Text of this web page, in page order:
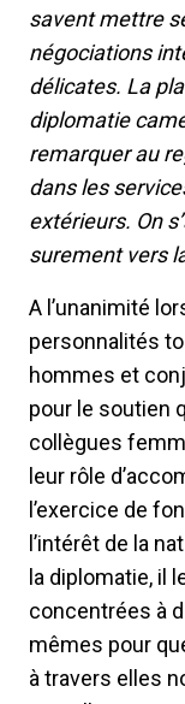
savent mettre
négociations
délicates. La
diplomatie
remarquer au
dans les
extérieurs. On
surement vers
A l’unanimité
personnalités
hommes et
pour le soutien
collègues
leur rôle
l’exercice de
l’intérêt de la
la diplomatie, il
concentrées à
mêmes pour
à travers elles